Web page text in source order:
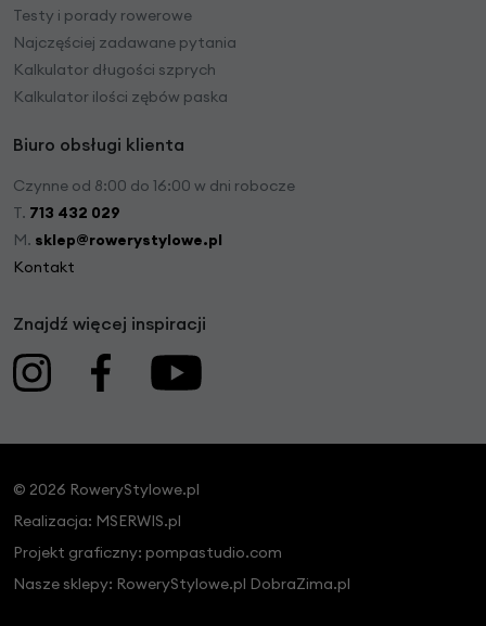
Testy i porady rowerowe
Najczęściej zadawane pytania
Kalkulator długości szprych
Kalkulator ilości zębów paska
Biuro obsługi klienta
Czynne od 8:00 do 16:00 w dni robocze
T. 713 432 029
M. sklep@rowerystylowe.pl
Kontakt
Znajdź więcej inspiracji
© 2026 RoweryStylowe.pl
Realizacja: MSERWIS.pl
Projekt graficzny: pompastudio.com
Nasze sklepy: RoweryStylowe.pl DobraZima.pl